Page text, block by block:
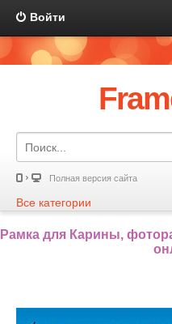
Войти
Полная версия сайта
Все категории
Рамка для Карины,